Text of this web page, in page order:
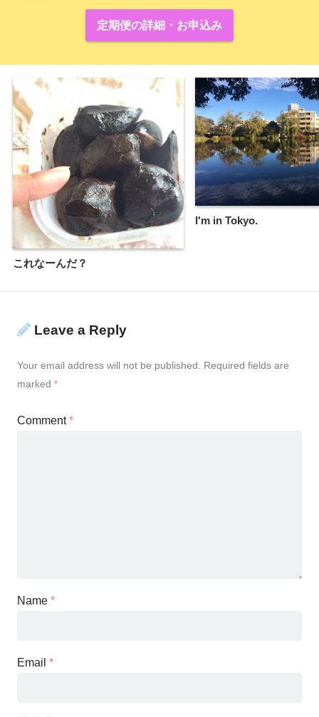
定期便の詳細・お申込み
これなーんだ？
I'm in Tokyo.
Leave a Reply
Your email address will not be published. Required fields are
marked *
Comment*
Name *
Email *